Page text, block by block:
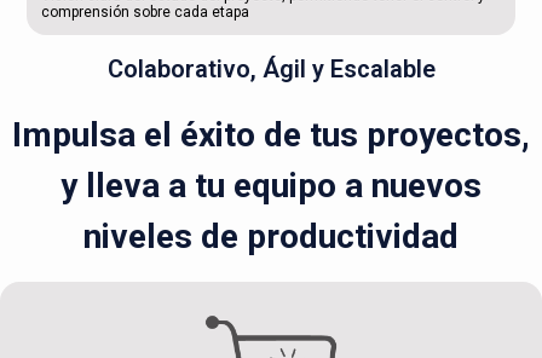
comprensión sobre cada etapa
Colaborativo, Ágil y Escalable
Impulsa el éxito de tus proyectos,
y lleva a tu equipo a nuevos
niveles de productividad